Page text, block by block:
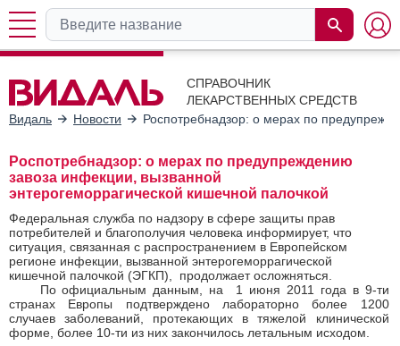
СПРАВОЧНИК
ЛЕКАРСТВЕННЫХ СРЕДСТВ
Видаль
Новости Роспотребнадзор: о мерах по
Роспотребнадзор: о мерах по предупреждению
завоза инфекции, вызванной
энтерогеморрагической кишечной палочкой
Федеральная служба по надзору в сфере защиты прав
потребителей и благополучия человека информирует, что
ситуация, связанная с распространением в Европейском
регионе инфекции, вызванной энтерогеморрагической
кишечной палочкой (ЭГКП), продолжает осложняться.
По официальным данным, на 1 июня 2011 года в 9-ти
странах Европы подтверждено лабораторно более 1200
случаев заболеваний, протекающих в тяжелой клинической
форме, более 10-ти из них закончилось летальным исходом.